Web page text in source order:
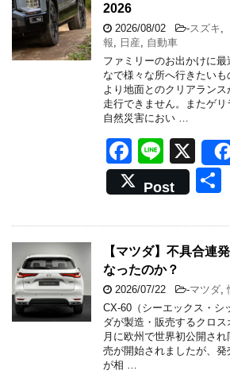
2026
2026/08/02 -スズキ
報
日産
自動車
ファミリーのお出かけに
なで様々な所へ行きたい
より地面とのクリアラン
走行できません。またゲ
自然災害におい …
F
a
c
e
b
o
o
k
Li
n
e
X
Post
【マツダ】不具合連
なったのか？
2026/07/22 -マツダ
CX-60（シーエックス・シ
ダが製造・販売するクロ
月に欧州で世界初公開さ
売が開始されましたが、
が相 …